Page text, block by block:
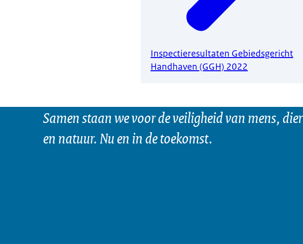
Inspectieresultaten Gebiedsgericht
Handhaven (GGH) 2022
Samen staan we voor de veiligheid van mens, dier
en natuur. Nu en in de toekomst.